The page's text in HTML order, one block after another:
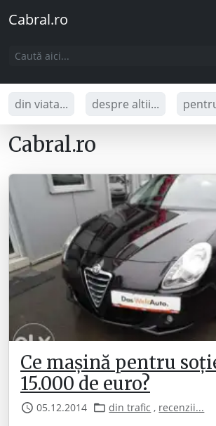
Cabral.ro
din viata... despre altii...
Cabral.ro
Ce mașină pentru
15.000 de euro?
05.12.2014 din trafic , recenzii...